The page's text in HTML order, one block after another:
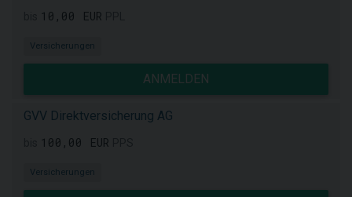
10,00 EUR
Versicherungen
ANMELDEN
GVV Direktversicherung AG
100,00 EUR
Versicherungen